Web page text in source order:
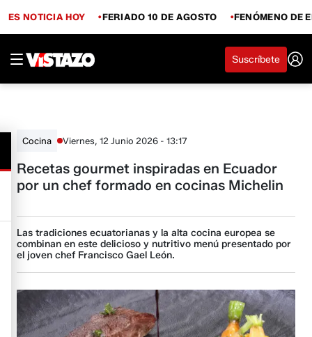
ES NOTICIA HOY FERIADO 10 DE AGOSTO FENÓMENO DE
Suscríbete
Cocina Viernes, 12 Junio 2026 - 13:17
Recetas gourmet inspiradas en Ecuador
por un chef formado en cocinas Michelin
Las tradiciones ecuatorianas y la alta cocina europea se
combinan en este delicioso y nutritivo menú presentado por
el joven chef Francisco Gael León.